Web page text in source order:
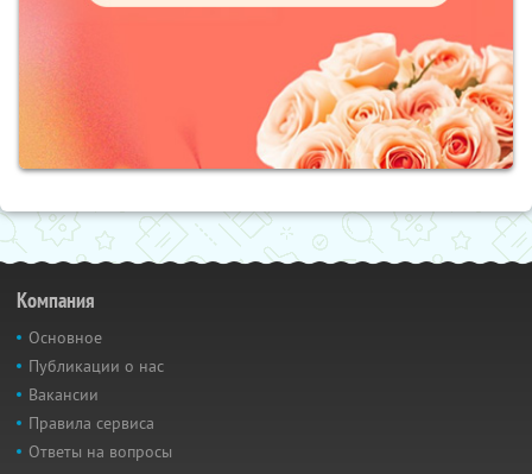
Компания
Основное
Публикации о нас
Вакансии
Правила сервиса
Ответы на вопросы